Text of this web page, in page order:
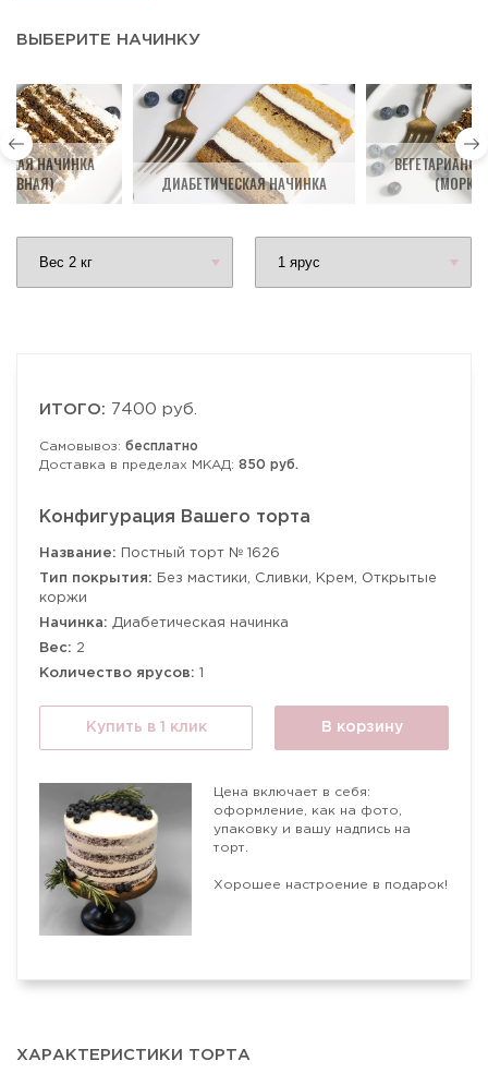
ВЫБЕРИТЕ НАЧИНКУ
НАЧИНКА
ДИАБЕТИЧЕСКАЯ НАЧИНКА
ИТОГО: 7400 руб.
Самовывоз: бесплатно
Доставка в пределах МКАД: 850 руб.
Конфигурация Вашего торта
Название: Постный торт № 1626
Тип покрытия:
Без мастики, Сливки, Крем, Открытые
коржи
Начинка: Диабетическая начинка
Вес: 2
Количество ярусов: 1
Купить в 1 клик В корзину
Цена включает в себя:
оформление, как на фото,
упаковку и вашу надпись на
торт.
Хорошее настроение в подарок!
ХАРАКТЕРИСТИКИ ТОРТА